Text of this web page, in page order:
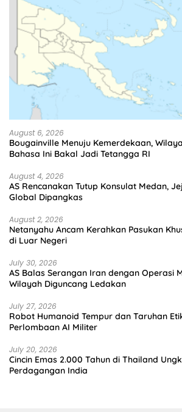
August 6, 2026
Bougainville Menuju Kemerdekaan,
Bahasa Ini Bakal Jadi Tetangga RI
August 4, 2026
AS Rencanakan Tutup Konsulat Medan,
Global Dipangkas
August 2, 2026
Netanyahu Ancam Kerahkan Pasukan
di Luar Negeri
July 30, 2026
AS Balas Serangan Iran dengan Operasi
Wilayah Diguncang Ledakan
July 27, 2026
Robot Humanoid Tempur dan Taruhan
Perlombaan AI Militer
July 20, 2026
Cincin Emas 2.000 Tahun di Thailand
Perdagangan India